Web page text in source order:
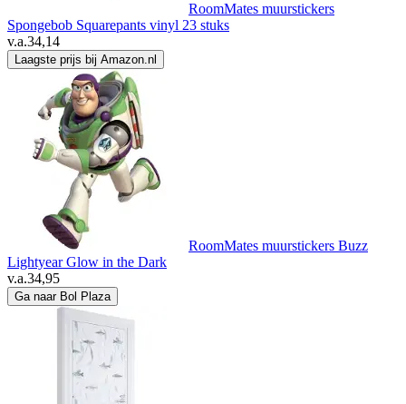
RoomMates muurstickers
Spongebob Squarepants vinyl 23 stuks
v.a.34,14
Laagste prijs bij Amazon.nl
RoomMates muurstickers Buzz
Lightyear Glow in the Dark
v.a.34,95
Ga naar Bol Plaza